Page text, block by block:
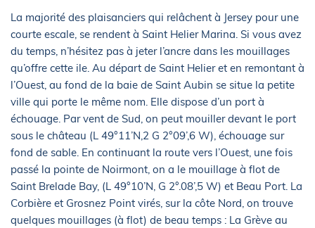
La majorité des plaisanciers qui relâchent à Jersey pour une
courte escale, se rendent à Saint Helier Marina. Si vous avez
du temps, n’hésitez pas à jeter l’ancre dans les mouillages
qu’offre cette ile. Au départ de Saint Helier et en remontant à
l’Ouest, au fond de la baie de Saint Aubin se situe la petite
ville qui porte le même nom. Elle dispose d’un port à
échouage. Par vent de Sud, on peut mouiller devant le port
sous le château (L 49°11’N,2 G 2°09’,6 W), échouage sur
fond de sable. En continuant la route vers l’Ouest, une fois
passé la pointe de Noirmont, on a le mouillage à flot de
Saint Brelade Bay, (L 49°10’N, G 2°.08’,5 W) et Beau Port. La
Corbière et Grosnez Point virés, sur la côte Nord, on trouve
quelques mouillages (à flot) de beau temps : La Grève au